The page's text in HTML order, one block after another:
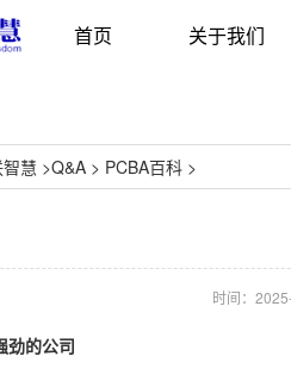
首页 关于我们
慧 >Q&A > PCBA百科 >
时间：
劲的公司